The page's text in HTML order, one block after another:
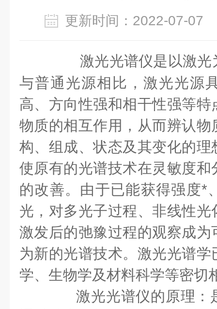
更新时间：2022-07-
激光光谱仪是以激光
与普通光源相比，激光光源
高、方向性强和相干性强等
物质的相互作用，从而辨认
构、组成、状态及其变化的
使原有的光谱技术在灵敏度
的改善。由于已能获得强度*
光，对多光子过程、非线性
激发后的弛豫过程的观察成
为新的光谱技术。激光光谱
学、生物学及材料科学等密切
激光光谱仪的原理：